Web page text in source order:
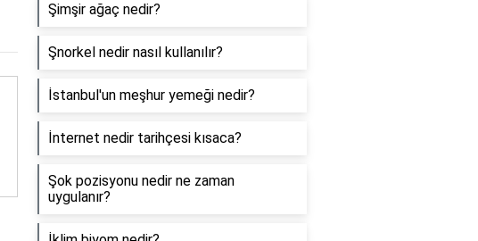
Şimşir ağaç nedir?
Şnorkel nedir nasıl kullanılır?
İstanbul'un meşhur yemeği nedir?
İnternet nedir tarihçesi kısaca?
Şok pozisyonu nedir ne zaman
uygulanır?